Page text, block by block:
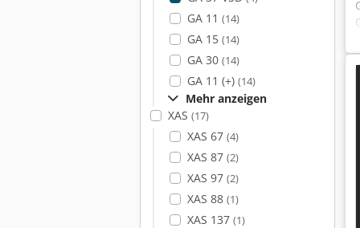
GA 11 (14)
GA 15 (14)
GA 30 (14)
GA 11 (+) (14)
Mehr anzeigen
XAS (17)
XAS 67 (4)
XAS 87 (2)
XAS 97 (2)
XAS 88 (1)
XAS 137 (1)